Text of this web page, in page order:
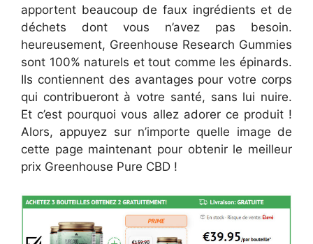
apportent beaucoup de faux ingrédients et de
déchets dont vous n’avez pas besoin.
heureusement, Greenhouse Research Gummies
sont 100% naturels et tout comme les épinards.
Ils contiennent des avantages pour votre corps
qui contribueront à votre santé, sans lui nuire.
Et c’est pourquoi vous allez adorer ce produit !
Alors, appuyez sur n’importe quelle image de
cette page maintenant pour obtenir le meilleur
prix Greenhouse Pure CBD !